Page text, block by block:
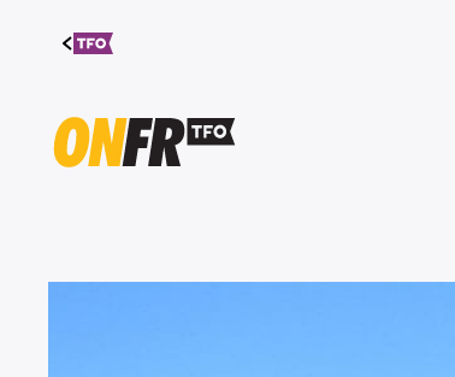
Aller au
contenu